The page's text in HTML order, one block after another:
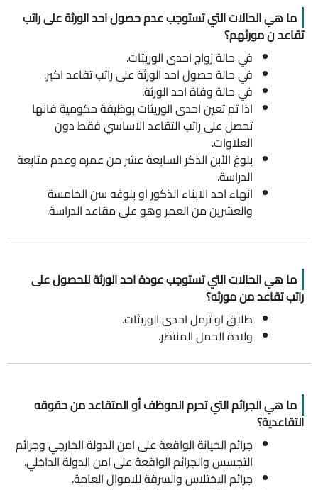
ما هي الحالات التي تستوجب عدم حصول احد الورثة على راتب
تقاعد ن مورثهم؟
في حالة زواج احدى الوريثات.
‌في حالة حصول احد الورثة على راتب تقاعد اكبر.
‌في حالة وفاة احد الورثة.
اذا تم تعين احدى الوريثات بوظيفة حكومية فانها
تحصل على راتب التقاعد الاساسي فقط دون
العلاوات.
بلوغ الأبن الذكر السابعة عشر من عمره وعدم متابعة
الدراسة.
انهاء احد الابناء الذكور او بلوغه سن الخامسة
والعشرين من العمر وهو على مقاعد الدراسة.
ما هي الحالات التي تستوجب عودة احد الورثة للحصول على
راتب تقاعد من مورثه؟
طلاق او ترمل احدى الوريثات.
ولادة الحمل المنتظر.
ما هي الجرائم التي تحرم الموظف أو المتقاعد من حقوقه
التقاعدية؟
جرائم الخيانة الواقعة على امن الدولة الخارجي وجرائم
التجسس والجرائم الواقعة على امن الدولة الداخلي.
جرائم الاختلاس والسرقة للاموال العامة.